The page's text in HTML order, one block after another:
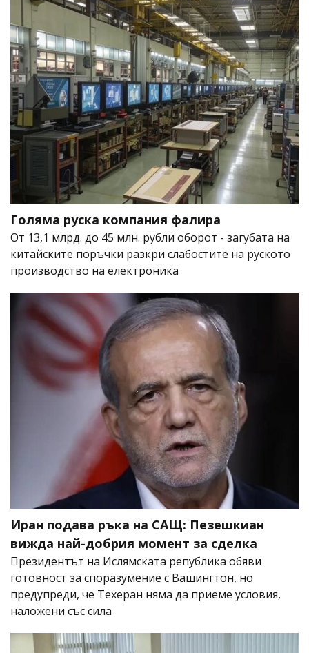
Голяма руска компания фалира
От 13,1 млрд. до 45 млн. рубли оборот - загубата на
китайските поръчки разкри слабостите на руското
производство на електроника
Иран подава ръка на САЩ: Пезешкиан
вижда най-добрия момент за сделка
Президентът на Ислямската република обяви
готовност за споразумение с Вашингтон, но
предупреди, че Техеран няма да приеме условия,
наложени със сила